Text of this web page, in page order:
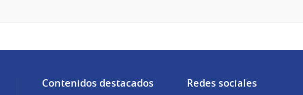
Contenidos destacados Redes sociales